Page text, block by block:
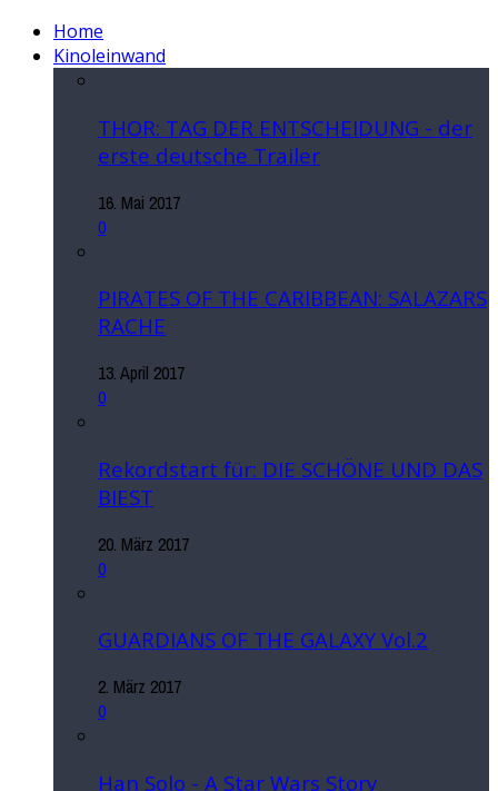
Home
Kinoleinwand
THOR: TAG DER ENTSCHEIDUNG - der
erste deutsche Trailer
16. Mai 2017
0
PIRATES OF THE CARIBBEAN: SALAZARS
RACHE
13. April 2017
0
Rekordstart für: DIE SCHÖNE UND DAS
BIEST
20. März 2017
0
GUARDIANS OF THE GALAXY Vol.2
2. März 2017
0
Han Solo - A Star Wars Story